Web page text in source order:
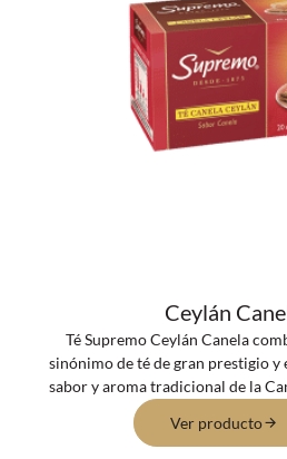
Ceylán
Té Supremo Ceylán Canela
sinónimo de té de gran prestigio y
sabor y aroma tradicional de la
delicada infusión de fuerte
distintivo.
Ver producto